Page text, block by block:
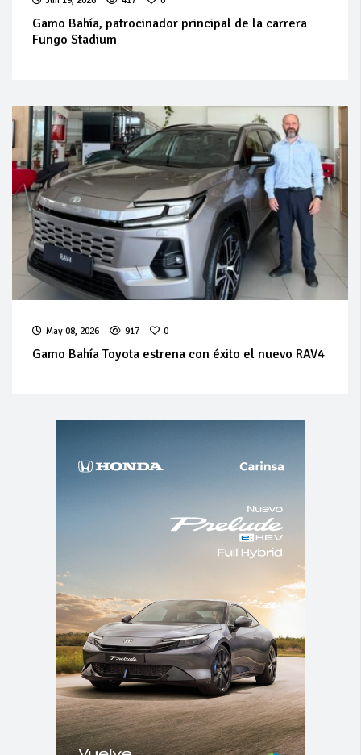
Gamo Bahía, patrocinador principal de la carrera
Fungo Stadium
May 08, 2026 917 0
Gamo Bahía Toyota estrena con éxito el nuevo RAV4